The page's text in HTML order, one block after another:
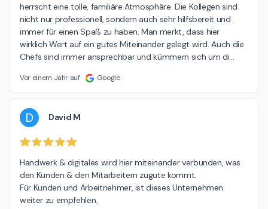
herrscht eine tolle, familiäre Atmosphäre. Die Kollegen sind
nicht nur professionell, sondern auch sehr hilfsbereit und
immer für einen Spaß zu haben. Man merkt, dass hier
wirklich Wert auf ein gutes Miteinander gelegt wird. Auch die
Chefs sind immer ansprechbar und kümmern sich um di
Vor einem Jahr auf Google
D David M
Handwerk & digitales wird hier miteinander verbunden, was
den Kunden & den Mitarbeitern zugute kommt.
Für Kunden und Arbeitnehmer, ist dieses Unternehmen
weiter zu empfehlen.